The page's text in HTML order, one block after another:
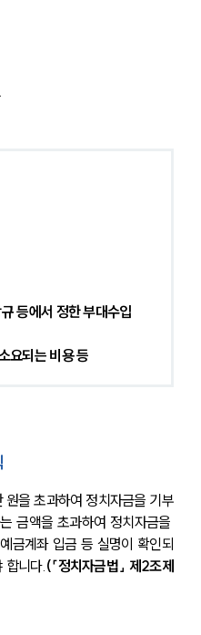
등에서 정한 부대수입
요되는 비용 등
원을 초과하여 정치자금을 기부
금액을 초과하여 정치자금을
금계좌 입금 등 실명이 확인되
니다. (「정치자금법」 제2조제